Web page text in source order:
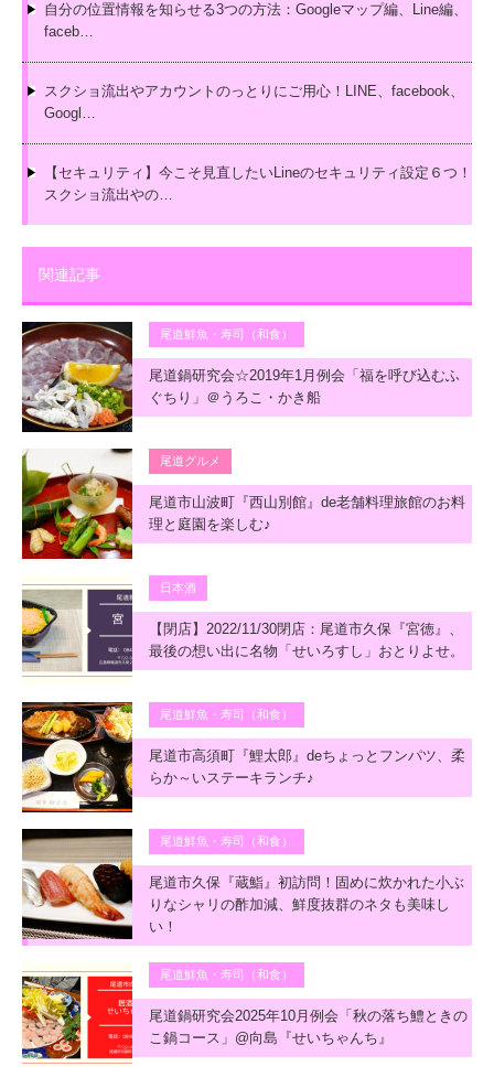
自分の位置情報を知らせる3つの方法：Googleマップ編、Line編、
faceb…
スクショ流出やアカウントのっとりにご用心！LINE、facebook、
Googl…
【セキュリティ】今こそ見直したいLineのセキュリティ設定６つ！
スクショ流出やの…
関連記事
尾道鮮魚・寿司（和食）
尾道鍋研究会☆2019年1月例会「福を呼び込むふ
ぐちり」＠うろこ・かき船
尾道グルメ
尾道市山波町『西山別館』de老舗料理旅館のお料
理と庭園を楽しむ♪
日本酒
【閉店】2022/11/30閉店：尾道市久保『宮徳』、
最後の想い出に名物「せいろすし」おとりよせ。
尾道鮮魚・寿司（和食）
尾道市高須町『鯉太郎』deちょっとフンパツ、柔
らか～いステーキランチ♪
尾道鮮魚・寿司（和食）
尾道市久保『蔵鮨』初訪問！固めに炊かれた小ぶ
りなシャリの酢加減、鮮度抜群のネタも美味し
い！
尾道鮮魚・寿司（和食）
尾道鍋研究会2025年10月例会「秋の落ち鱧ときの
こ鍋コース」@向島『せいちゃんち』